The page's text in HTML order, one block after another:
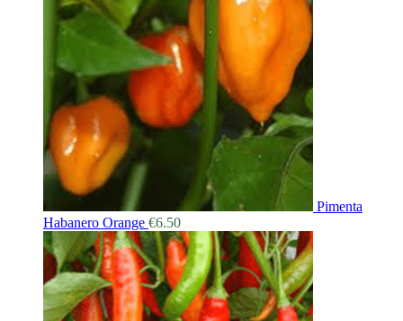
Pimenta
Habanero Orange €6.50